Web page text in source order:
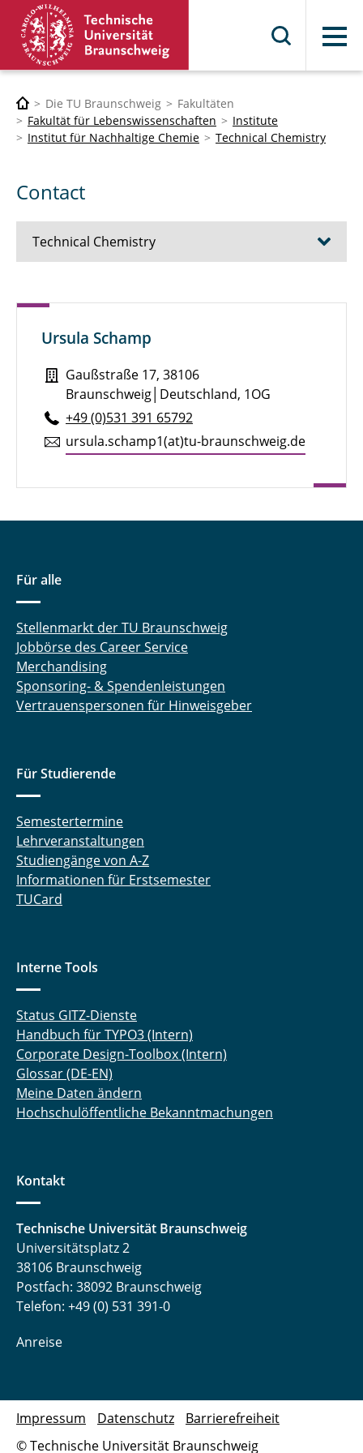
Menü
Die TU Braunschweig
Fakultäten
Fakultät für Lebenswissenschaften
Institute
Institut für Nachhaltige Chemie
Technical Chemistry
Contact
Technical Chemistry
Publications
Contact
Ursula Schamp
Gaußstraße 17, 38106
Braunschweig│Deutschland, 1OG
+49 (0)531 391 65792
ursula.​schamp1(at)tu-braun­schweig.de
Für alle
Stellenmarkt der TU Braunschweig
Jobbörse des Career Service
Merchandising
Sponsoring- & Spendenleistungen
Vertrauenspersonen für Hinweisgeber
Für Studierende
Semestertermine
Lehrveranstaltungen
Studiengänge von A-Z
Informationen für Erstsemester
TUCard
Interne Tools
Status GITZ-Dienste
Handbuch für TYPO3 (Intern)
Corporate Design-Toolbox (Intern)
Glossar (DE-EN)
Meine Daten ändern
Hochschulöffentliche Bekanntmachungen
Kontakt
Technische Universität Braunschweig
Universitätsplatz 2
38106 Braunschweig
Postfach: 38092 Braunschweig
Telefon: +49 (0) 531 391-0
Anreise
© Technische Universität Braunschweig
Impressum Datenschutz Barrierefreiheit